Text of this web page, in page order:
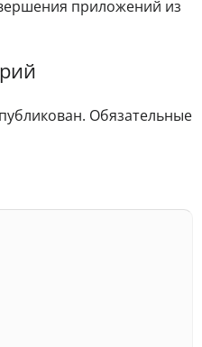
приложений из
Обязательные